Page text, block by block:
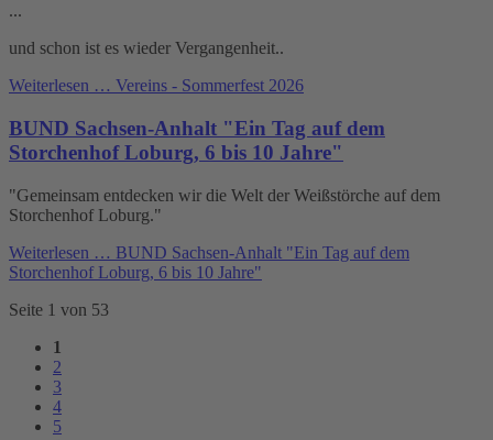
...
und schon ist es wieder Vergangenheit..
Weiterlesen … Vereins - Sommerfest 2026
BUND Sachsen-Anhalt "Ein Tag auf dem
Storchenhof Loburg, 6 bis 10 Jahre"
"Gemeinsam entdecken wir die Welt der Weißstörche auf dem
Storchenhof Loburg."
Weiterlesen … BUND Sachsen-Anhalt "Ein Tag auf dem
Storchenhof Loburg, 6 bis 10 Jahre"
Seite 1 von 53
1
2
3
4
5